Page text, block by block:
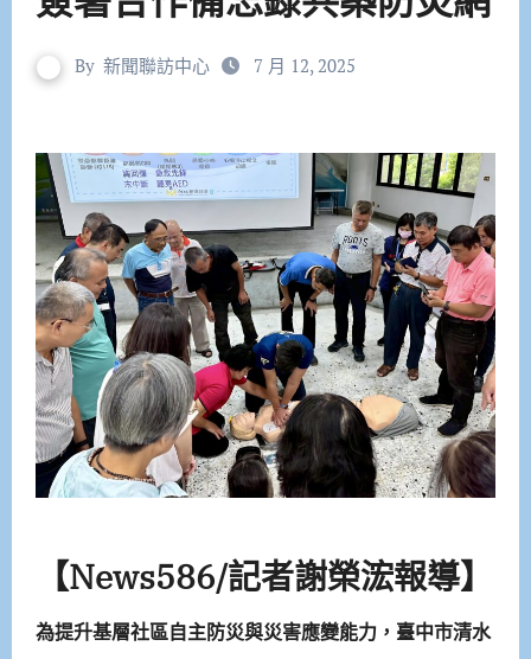
By 新聞聯訪中心 7 月 12, 2025
【News586/記者謝榮浤報導】
為提升基層社區自主防災與災害應變能力，臺中市清水